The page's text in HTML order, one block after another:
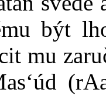
být
mu